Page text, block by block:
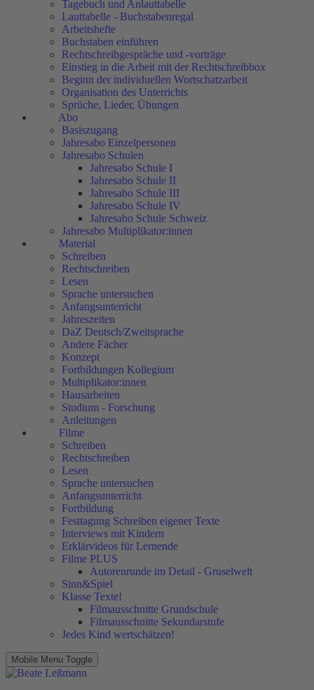
Tagebuch und Anlauttabelle
Lauttabelle - Buchstabenregal
Arbeitshefte
Buchstaben einführen
Rechtschreibgespräche und -vorträge
Einstieg in die Arbeit mit der Rechtschreibbox
Beginn der individuellen Wortschatzarbeit
Organisation des Unterrichts
Sprüche, Lieder, Übungen
Abo
Basiszugang
Jahresabo Einzelpersonen
Jahresabo Schulen
Jahresabo Schule I
Jahresabo Schule II
Jahresabo Schule III
Jahresabo Schule IV
Jahresabo Schule Schweiz
Jahresabo Multiplikator:innen
Material
Schreiben
Rechtschreiben
Lesen
Sprache untersuchen
Anfangsunterricht
Jahreszeiten
DaZ Deutsch/Zweitsprache
Andere Fächer
Konzept
Fortbildungen Kollegium
Multiplikator:innen
Hausarbeiten
Studium - Forschung
Anleitungen
Filme
Schreiben
Rechtschreiben
Lesen
Sprache untersuchen
Anfangsunterricht
Fortbildung
Festtagung Schreiben eigener Texte
Interviews mit Kindern
Erklärvideos für Lernende
Filme PLUS
Autorenrunde im Detail - Gruselwelt
Sinn&Spiel
Klasse Texte!
Filmausschnitte Grundschule
Filmausschnitte Sekundarstufe
Jedes Kind wertschätzen!
Mobile Menu Toggle